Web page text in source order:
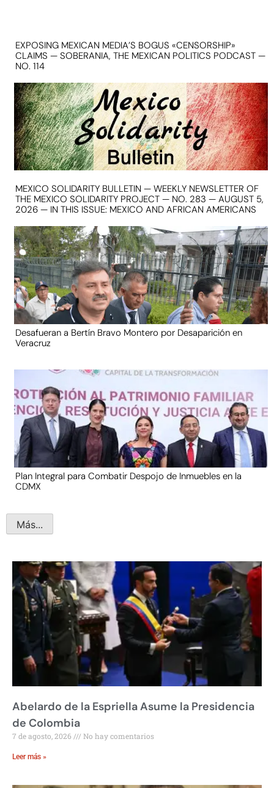
EXPOSING MEXICAN MEDIA’S BOGUS «CENSORSHIP»
CLAIMS — SOBERANIA, THE MEXICAN POLITICS PODCAST —
NO. 114
MEXICO SOLIDARITY BULLETIN — WEEKLY NEWSLETTER OF
THE MEXICO SOLIDARITY PROJECT — NO. 283 — AUGUST 5,
2026 — IN THIS ISSUE: MEXICO AND AFRICAN AMERICANS
Desafueran a Bertín Bravo Montero por Desaparición en
Veracruz
Plan Integral para Combatir Despojo de Inmuebles en la
CDMX
Más...
Abelardo de la Espriella Asume la Presidencia
de Colombia
7 de agosto, 2026 No hay comentarios
Leer más »